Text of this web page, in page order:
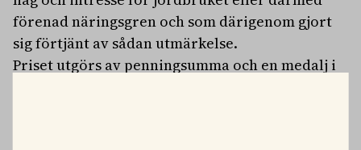
förenad näringsgren och som därigenom gjort
sig förtjänt av sådan utmärkelse.
Priset utgörs av penningsumma och en medalj i